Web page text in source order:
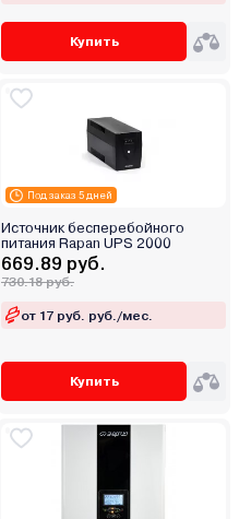
Купить
Под заказ 5 дней
Источник бесперебойного
питания Rapan UPS 2000
669.89 руб.
730.18 руб.
от 17 руб. руб./мес.
Купить